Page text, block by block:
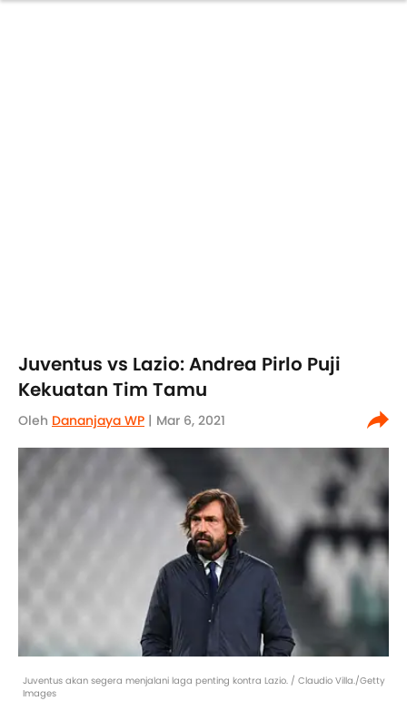
Juventus vs Lazio: Andrea Pirlo Puji
Kekuatan Tim Tamu
Oleh Dananjaya WP | Mar 6, 2021
Juventus akan segera menjalani laga penting kontra Lazio. / Claudio Villa./Getty
Images